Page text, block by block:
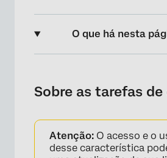
O que há nesta
Configuração de tarefas de
Práticas Recomendadas
Exemplo: Uso de uma Tarefa
Sobre as tarefas
Atenção: O acesso e o
desse característica